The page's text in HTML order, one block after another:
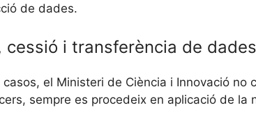
de dades.
cessió i transferència de dades
casos, el Ministeri de Ciència i Innovació
sempre es procedeix en aplicació de la